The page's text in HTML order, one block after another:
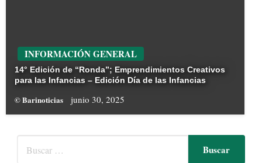
INFORMACIÓN GENERAL
14° Edición de “Ronda”; Emprendimientos Creativos
para las Infancias – Edición Día de las Infancias
© Barinoticias junio 30, 2025